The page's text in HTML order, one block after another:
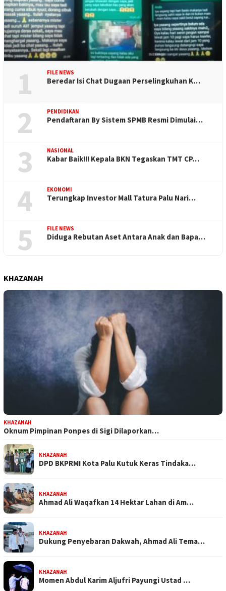
1 FILE NEWS
Beredar Isi Chat Dugaan Perselingkuhan K…
2 PENDIDIKAN
Pendaftaran By Sistem SPMB Resmi Dimulai…
3 NASIONAL
Kabar Baik!!! Kepala BKN Tegaskan TMT CP…
4 EKONOMI
Terungkap Investor Mall Tatura Palu Nari…
5 FILE NEWS
Diduga Rebutan Aset Antara Anak dan Bapa…
KHAZANAH
KHAZANAH
Oknum Pimpinan Ponpes di Sigi Dilaporkan…
KHAZANAH
DPD BKPRMI Kota Palu Kutuk Keras Tindaka…
KHAZANAH
Ahmad Ali Waqafkan 14 Hektar Lahan di Am…
KHAZANAH
Dukung Penyebaran Dakwah, Ahmad Ali Tema…
KHAZANAH
Momen Abdul Karim Aljufri Payungi Ustad …